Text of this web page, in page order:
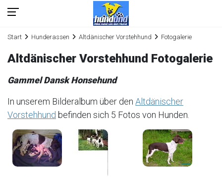
Start Hunderassen Altdänischer Vorstehhund Fotogalerie
Altdänischer Vorstehhund Fotogalerie
Gammel Dansk Honsehund
In unserem Bilderalbum über den Altdänischer
Vorstehhund befinden sich 5 Fotos von Hunden.